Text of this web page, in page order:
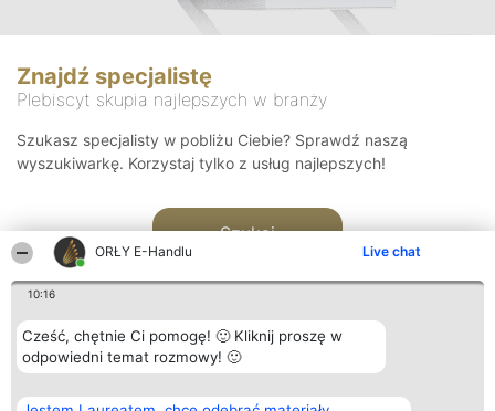
ORŁY E-Handlu Live chat
10:16
Cześć, chętnie Ci pomogę! 🙂 Kliknij proszę w
odpowiedni temat rozmowy! 🙂
Znajdź specjalistę
Plebiscyt skupia najlepszych w branży
Szukasz specjalisty w pobliżu Ciebie? Sprawdź naszą
wyszukiwarkę. Korzystaj tylko z usług najlepszych!
Szukaj
Organizator plebiscytu Plebiscyt Kontakt